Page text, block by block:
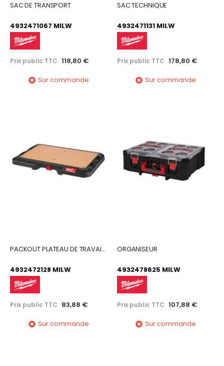
SAC DE TRANSPORT
4932471067 MILW
Prix public TTC 118,80 €
Sur commande
SAC TECHNIQUE
4932471131 MILW
Prix public TTC 178,80 €
Sur commande
PACKOUT PLATEAU DE TRAVAIL AJUSTABLE
4932472128 MILW
Prix public TTC 83,88 €
Sur commande
ORGANISEUR
4932478625 MILW
Prix public TTC 107,88 €
Sur commande